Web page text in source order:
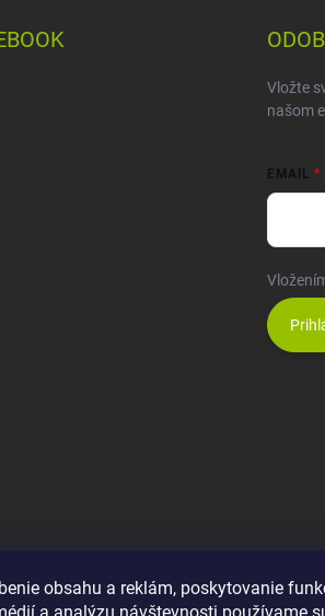
obsahu a reklám, poskytovanie
Vložte
našom
EMAIL